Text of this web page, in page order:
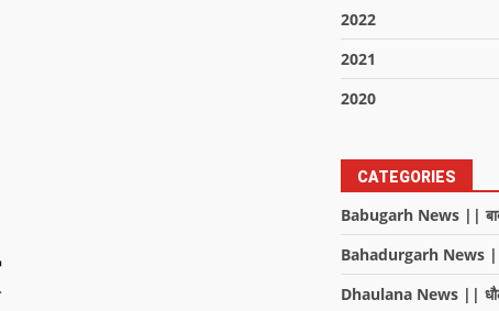
2022
2021
2020
CATEGORIES
Babugarh News ||
Bahadurgarh News |
Dhaulana News ||